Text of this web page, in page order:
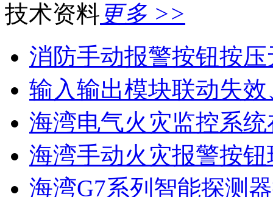
技术资料 更多 >>
消防手动报警按钮按
输入输出模块联动失
海湾电气火灾监控系统
海湾手动火灾报警按钮
海湾G7系列智能探测